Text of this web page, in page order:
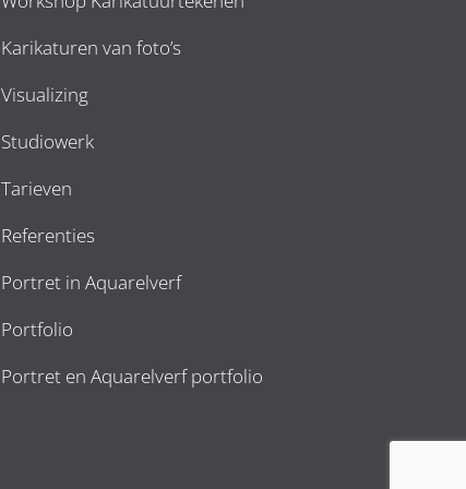
Karikaturen van foto’s
Visualizing
Studiowerk
Tarieven
Referenties
Portret in Aquarelverf
Portfolio
Portret en Aquarelverf portfolio